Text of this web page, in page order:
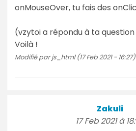
onMouseOver, tu fais des
(vzytoi a répondu à ta
Voilà !
Modifié par js_html (17 Feb 2021 - 16:27)
Zakuli
17 Feb 2021 à